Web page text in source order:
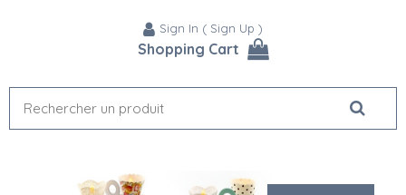
Sign In ( Sign Up )
Shopping Cart